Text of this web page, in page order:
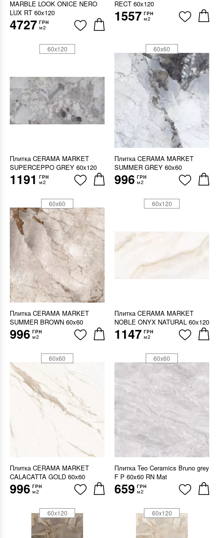
MARBLE LOOK ONICE NERO
LUX RT 60x120
4727 ГРН
м2
RECT 60x120
1557 ГРН
м2
Плитка CERAMA MARKET
SUPERCEPPO GREY 60х120
1191 ГРН
м2
60x120
Плитка CERAMA MARKET
SUMMER GREY 60x60
996 ГРН
м2
60x60
Плитка CERAMA MARKET
SUMMER BROWN 60x60
996 ГРН
м2
60x60
Плитка CERAMA MARKET
NOBLE ONYX NATURAL 60х120
1147 ГРН
м2
60x120
Плитка CERAMA MARKET
CALACATTA GOLD 60х60
996 ГРН
м2
60x60
Плитка Teo Ceramics Bruno grey
F P 60x60 RN Mat
659 ГРН
м2
60x60
60x120 60x120